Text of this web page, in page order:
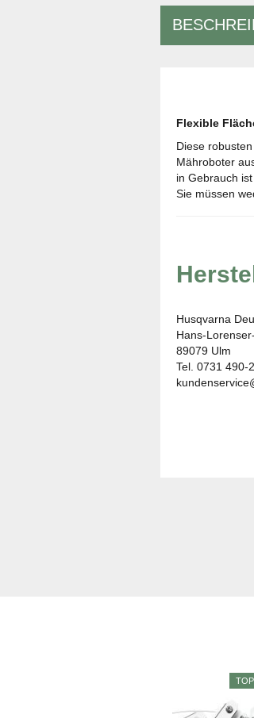
Flexible
Diese
Mähroboter
in Gebrauch
Sie müssen
Husqvarna
Hans-
89079 Ulm
Tel. 0731 490-
TOP